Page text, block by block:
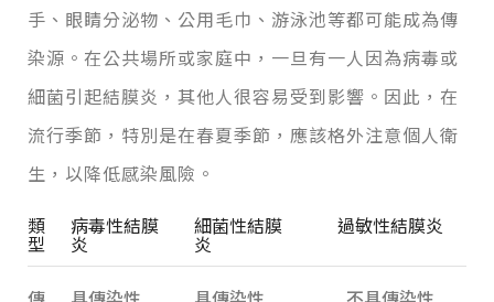
手、眼睛分泌物、公用毛巾、游泳池等都可能成為傳
染源。在公共場所或家庭中，一旦有一人因為病毒或
細菌引起結膜炎，其他人很容易受到影響。因此，在
流行季節，特別是在春夏季節，應該格外注意個人衛
生，以降低感染風險。
類
型
病毒性結膜
炎
細菌性結膜
炎
過敏性結膜炎